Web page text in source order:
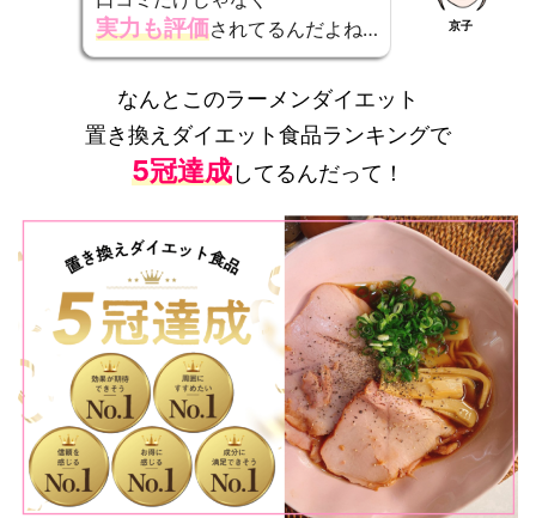
実力も評価されてるんだよね… 京子
なんとこのラーメンダイエット
置き換えダイエット食品ランキングで
5冠達成してるんだって！